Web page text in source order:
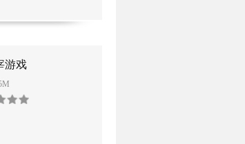
游戏